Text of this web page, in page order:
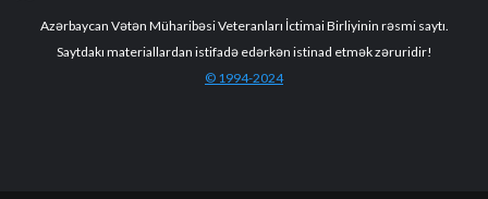
Azərbaycan Vətən Müharibəsi Veteranları İctimai Birliyinin rəsmi saytı.
Saytdakı materiallardan istifadə edərkən istinad etmək zəruridir!
© 1994-2024